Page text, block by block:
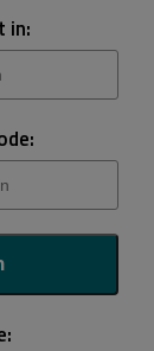
in: